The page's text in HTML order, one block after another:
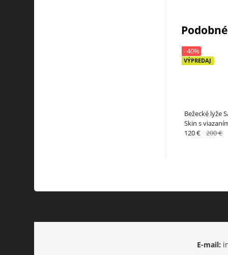
Bežecké lyže
Skin s
VÝPREDAJ
- 40%
120 € 200 €
E-mail: